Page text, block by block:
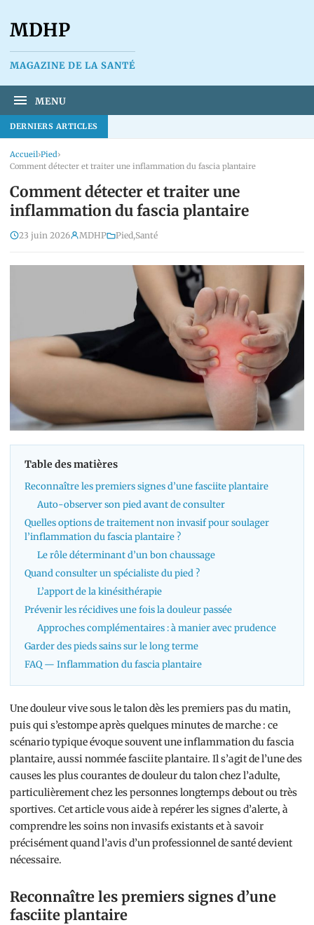
MDHP
MAGAZINE DE LA SANTÉ
MENU
DERNIERS ARTICLES
Accueil›Pied›
Comment détecter et traiter une inflammation du fascia plantaire
Comment détecter et traiter une
inflammation du fascia plantaire
23 juin 2026 MDHP Pied,Santé
Table des matières
Reconnaître les premiers signes d’une fasciite plantaire
Auto-observer son pied avant de consulter
Quelles options de traitement non invasif pour soulager
l’inflammation du fascia plantaire ?
Le rôle déterminant d’un bon chaussage
Quand consulter un spécialiste du pied ?
L’apport de la kinésithérapie
Prévenir les récidives une fois la douleur passée
Approches complémentaires : à manier avec prudence
Garder des pieds sains sur le long terme
FAQ — Inflammation du fascia plantaire
Une douleur vive sous le talon dès les premiers pas du matin,
puis qui s’estompe après quelques minutes de marche : ce
scénario typique évoque souvent une inflammation du fascia
plantaire, aussi nommée fasciite plantaire. Il s’agit de l’une des
causes les plus courantes de douleur du talon chez l’adulte,
particulièrement chez les personnes longtemps debout ou très
sportives. Cet article vous aide à repérer les signes d’alerte, à
comprendre les soins non invasifs existants et à savoir
précisément quand l’avis d’un professionnel de santé devient
nécessaire.
Reconnaître les premiers signes d’une
fasciite plantaire